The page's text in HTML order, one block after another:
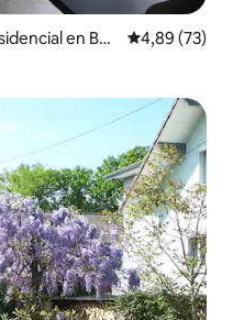
en Bav
Calificación
4,89 (73)